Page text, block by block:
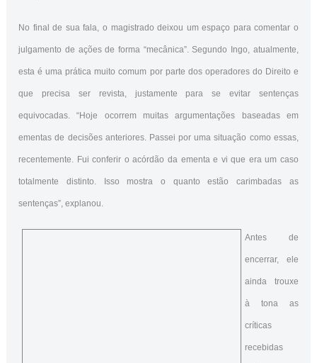
No final de sua fala, o magistrado deixou um espaço para comentar o
julgamento de ações de forma “mecânica”. Segundo Ingo, atualmente,
esta é uma prática muito comum por parte dos operadores do Direito e
que precisa ser revista, justamente para se evitar sentenças
equivocadas. “Hoje ocorrem muitas argumentações baseadas em
ementas de decisões anteriores. Passei por uma situação como essas,
recentemente. Fui conferir o acórdão da ementa e vi que era um caso
totalmente distinto. Isso mostra o quanto estão carimbadas as
sentenças”, explanou.
Antes de
encerrar, ele
ainda trouxe
à tona as
críticas
recebidas